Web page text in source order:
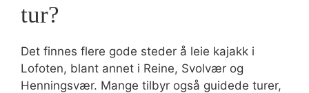
tur?
Det finnes flere gode steder å leie kajakk i
Lofoten, blant annet i Reine, Svolvær og
Henningsvær. Mange tilbyr også guidede turer,